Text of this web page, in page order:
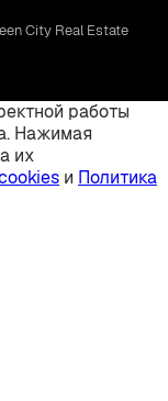
City Real Estate
работы
Нажимая
их
и Политика